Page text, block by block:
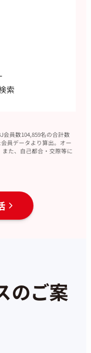
索
会員数104,859名の合計数
員データより算出。オー
た、自己都合・交際等に
のご案